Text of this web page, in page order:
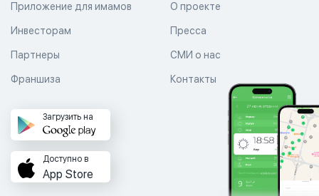
Приложение для имамов О проекте
Пресса
СМИ о нас
Контакты
Инвесторам
Партнеры
Франшиза
Загрузить на
Доступно в
App Store